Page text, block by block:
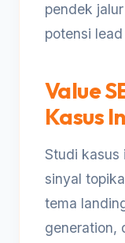
pendek
potensi
Value
Kasus
Studi kasus
sinyal
tema
generation,